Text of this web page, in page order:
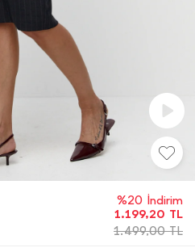
%20 İndirim
1.199,20 TL
1.499,00TL